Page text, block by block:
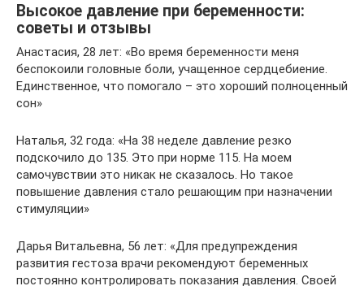
Высокое давление при беременности:
советы и отзывы
Анастасия, 28 лет: «Во время беременности меня
беспокоили головные боли, учащенное сердцебиение.
Единственное, что помогало – это хороший полноценный
сон»
Наталья, 32 года: «На 38 неделе давление резко
подскочило до 135. Это при норме 115. На моем
самочувствии это никак не сказалось. Но такое
повышение давления стало решающим при назначении
стимуляции»
Дарья Витальевна, 56 лет: «Для предупреждения
развития гестоза врачи рекомендуют беременных
постоянно контролировать показания давления. Своей